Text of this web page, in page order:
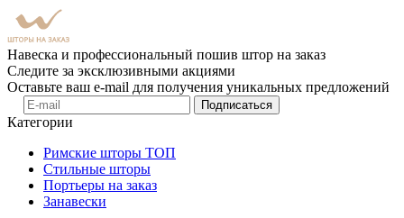
Навеска и профессиональный пошив штор на заказ
Следите за эксклюзивными акциями
Оставьте ваш e-mail для получения уникальных предложений
Подписаться
Категории
Римские шторы ТОП
Стильные шторы
Портьеры на заказ
Занавески